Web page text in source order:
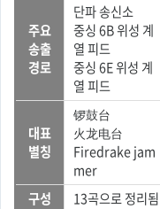
주요
송출
경로
단파 송신소
중싱 6B 위성 계
열 피드
중싱 6E 위성 계
열 피드
대표
별칭
锣鼓台
火龙电台
Firedrake jam
mer
구성
13곡으로 정리됨